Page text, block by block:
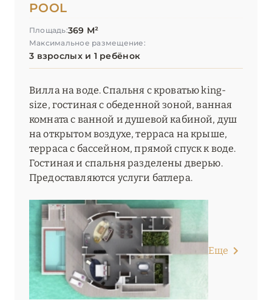
POOL
Площадь:369 М²
Максимальное размещение:
3 взрослых и 1 ребёнок
Вилла на воде. Спальня с кроватью king-
size, гостиная с обеденной зоной, ванная
комната с ванной и душевой кабиной, душ
на открытом воздухе, терраса на крыше,
терраса с бассейном, прямой спуск к воде.
Гостиная и спальня разделены дверью.
Предоставляются услуги батлера.
Еще